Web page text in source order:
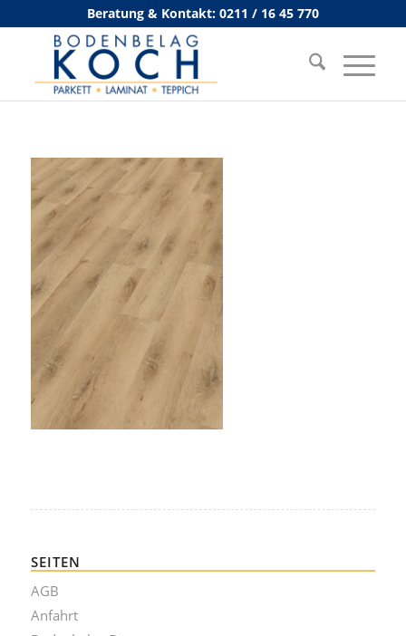
Beratung & Kontakt: 0211 / 16 45 770
SEITEN
AGB
Anfahrt